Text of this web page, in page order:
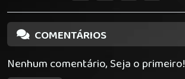
COMENTÁRIOS
Nenhum comentário, Seja o primeiro!